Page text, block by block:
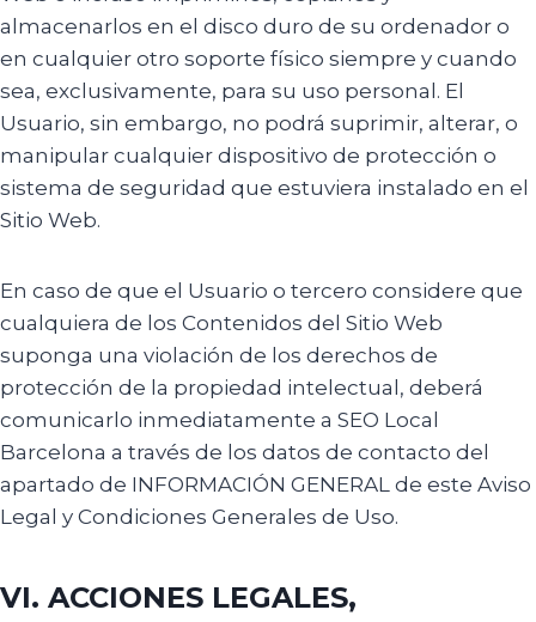
almacenarlos en el disco duro de su ordenador o
en cualquier otro soporte físico siempre y cuando
sea, exclusivamente, para su uso personal. El
Usuario, sin embargo, no podrá suprimir, alterar, o
manipular cualquier dispositivo de protección o
sistema de seguridad que estuviera instalado en el
Sitio Web.
En caso de que el Usuario o tercero considere que
cualquiera de los Contenidos del Sitio Web
suponga una violación de los derechos de
protección de la propiedad intelectual, deberá
comunicarlo inmediatamente a SEO Local
Barcelona a través de los datos de contacto del
apartado de INFORMACIÓN GENERAL de este Aviso
Legal y Condiciones Generales de Uso.
VI. ACCIONES LEGALES,